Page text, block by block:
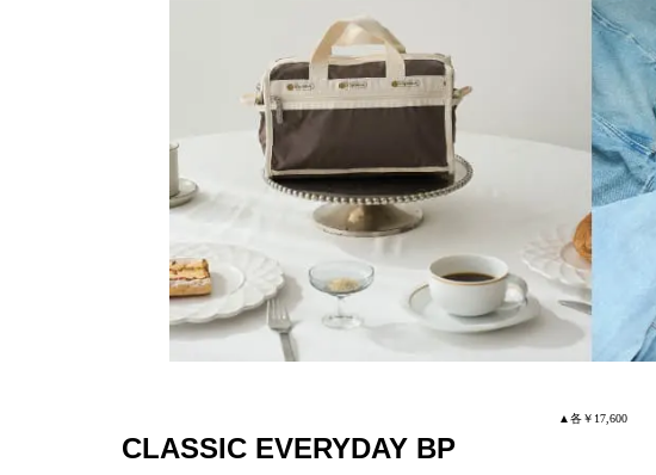
▲各￥17,600
CLASSIC EVERYDAY BP